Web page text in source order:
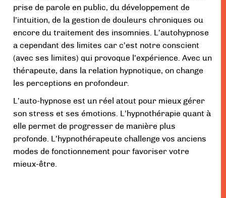
prise de parole en public, du développement de
l’intuition, de la gestion de douleurs chroniques ou
encore du traitement des insomnies. L’autohypnose
a cependant des limites car c’est notre conscient
(avec ses limites) qui provoque l’expérience. Avec un
thérapeute, dans la relation hypnotique, on change
les perceptions en profondeur.
L’auto-hypnose est un réel atout pour mieux gérer
son stress et ses émotions. L’hypnothérapie quant à
elle permet de progresser de manière plus
profonde. L’hypnothérapeute challenge vos anciens
modes de fonctionnement pour favoriser votre
mieux-être.